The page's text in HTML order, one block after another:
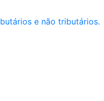
e não tributários.